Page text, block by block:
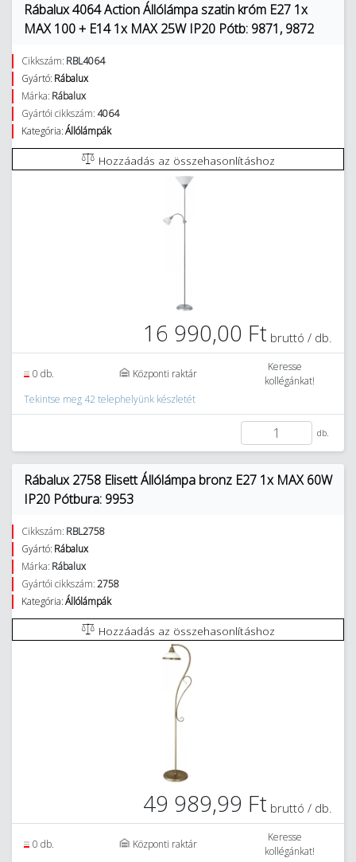
Rábalux 4064 Action Állólámpa szatin króm E27 1x
MAX 100 + E14 1x MAX 25W IP20 Pótb: 9871, 9872
Cikkszám: RBL4064
Gyártó: Rábalux
Márka: Rábalux
Gyártói cikkszám:4064
Kategória:Állólámpák
Hozzáadás az összehasonlításhoz
16 990,00 Ft bruttó / db.
0 db. Központi raktár
Keresse
kollégánkat!
Tekintse meg 42 telephelyünk készletét
db.
Rábalux 2758 Elisett Állólámpa bronz E27 1x MAX 60W
IP20 Pótbura: 9953
Cikkszám: RBL2758
Gyártó: Rábalux
Márka: Rábalux
Gyártói cikkszám:2758
Kategória:Állólámpák
Hozzáadás az összehasonlításhoz
49 989,99 Ft bruttó / db.
0 db. Központi raktár
Keresse
kollégánkat!